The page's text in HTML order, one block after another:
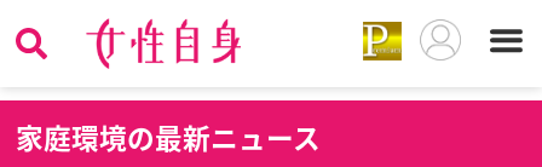
家庭環境の最新ニュース